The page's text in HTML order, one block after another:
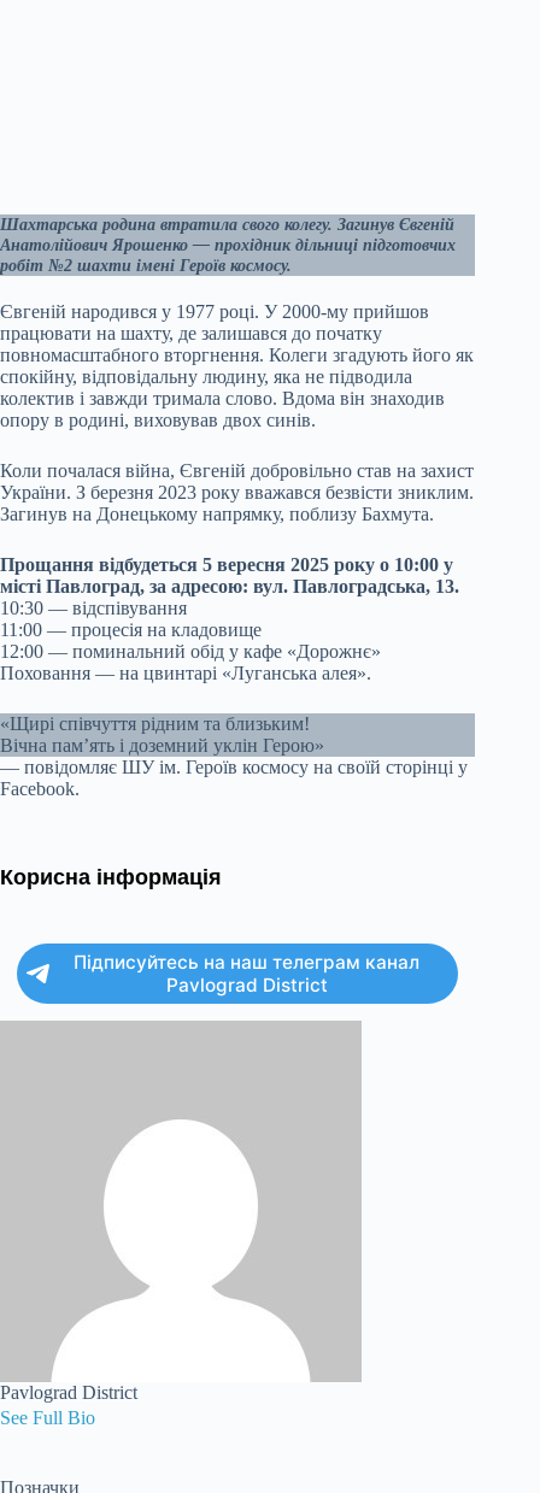
Шахтарська родина втратила свого колегу. Загинув Євгеній
Анатолійович Ярошенко — прохідник дільниці підготовчих
робіт №2 шахти імені Героїв космосу.
Євгеній народився у 1977 році. У 2000-му прийшов
працювати на шахту, де залишався до початку
повномасштабного вторгнення. Колеги згадують його як
спокійну, відповідальну людину, яка не підводила
колектив і завжди тримала слово. Вдома він знаходив
опору в родині, виховував двох синів.
Коли почалася війна, Євгеній добровільно став на захист
України. З березня 2023 року вважався безвісти зниклим.
Загинув на Донецькому напрямку, поблизу Бахмута.
Прощання відбудеться 5 вересня 2025 року о 10:00 у
місті Павлоград, за адресою: вул. Павлоградська, 13.
10:30 — відспівування
11:00 — процесія на кладовище
12:00 — поминальний обід у кафе «Дорожнє»
Поховання — на цвинтарі «Луганська алея».
«Щирі співчуття рідним та близьким!
Вічна пам’ять і доземний уклін Герою»
— повідомляє ШУ ім. Героїв космосу на своїй сторінці у
Facebook.
Корисна інформація
Підписуйтесь на наш телеграм канал
Pavlograd District
Pavlograd District
See Full Bio
Позначки